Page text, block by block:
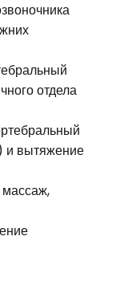
отдела
и вытяжение